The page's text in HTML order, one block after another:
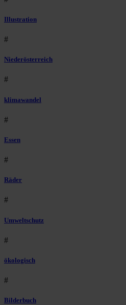
Illustration
#
Niederösterreich
#
klimawandel
#
Essen
#
Räder
#
Umweltschutz
#
ökologisch
#
Bilderbuch